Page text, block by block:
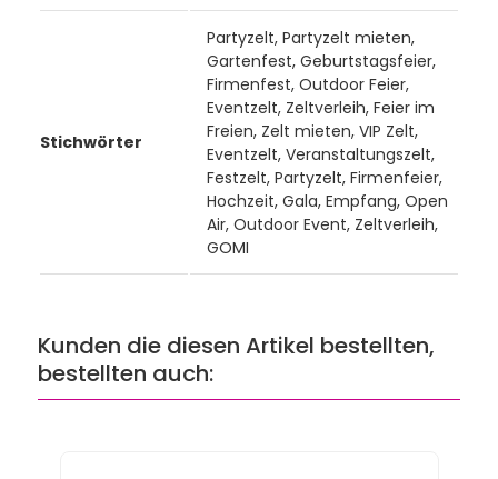
Stichwörter
Partyzelt, Partyzelt mieten,
Gartenfest, Geburtstagsfeier,
Firmenfest, Outdoor Feier,
Eventzelt, Zeltverleih, Feier im
Freien, Zelt mieten, VIP Zelt,
Eventzelt, Veranstaltungszelt,
Festzelt, Partyzelt, Firmenfeier,
Hochzeit, Gala, Empfang, Open
Air, Outdoor Event, Zeltverleih,
GOMI
Kunden die diesen Artikel bestellten,
bestellten auch: